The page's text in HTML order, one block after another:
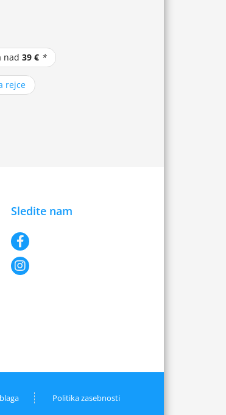
nad 39 € *
rejce
Sledite nam
Politika zasebnosti